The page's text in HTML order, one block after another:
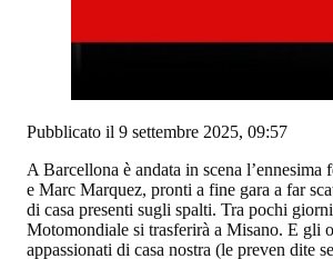
Pubblicato il 9 settembre 2025, 09:57
A Barcellona è andata in scena l’ennesima
e Marc Marquez, pronti a fine gara a far
di casa presenti sugli spalti. Tra pochi
Motomondiale si trasferirà a Misano. E gli
appassionati di casa nostra (le preven dite